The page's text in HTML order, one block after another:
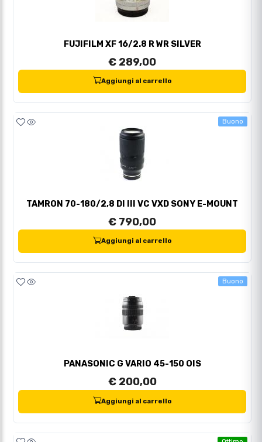
FUJIFILM XF 16/2.8 R WR SILVER
€ 289,00
Aggiungi al carrello
Buono
TAMRON 70-180/2,8 DI III VC VXD SONY E-MOUNT
€ 790,00
Aggiungi al carrello
Buono
PANASONIC G VARIO 45-150 OIS
€ 200,00
Aggiungi al carrello